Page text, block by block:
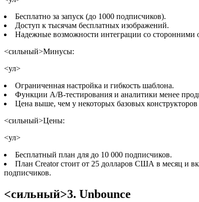
Бесплатно за запуск (до 1000 подписчиков).
Доступ к тысячам бесплатных изображений.
Надежные возможности интеграции со сторонними
<сильный>Минусы:
<ул>
Ограниченная настройка и гибкость шаблона.
Функции A/B-тестирования и аналитики менее
Цена выше, чем у некоторых базовых
<сильный>Цены:
<ул>
Бесплатный план для до 10 000 подписчиков.
План Creator стоит от 25 долларов США в месяц и
подписчиков.
<сильный>3. Unbounce